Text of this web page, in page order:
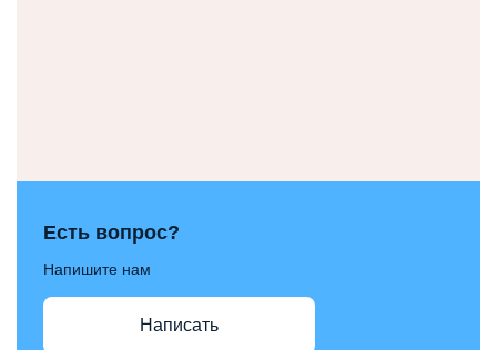
Есть вопрос?
Напишите нам
Написать